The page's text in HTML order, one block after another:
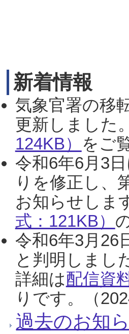
新着情報
気象官署の移
更新しました
124KB） をご
令和6年6月3
りを修正し、
お知らせしま
式：121KB）
令和6年3月26
と判明しまし
詳細は配信資
りです。（
過去のお知